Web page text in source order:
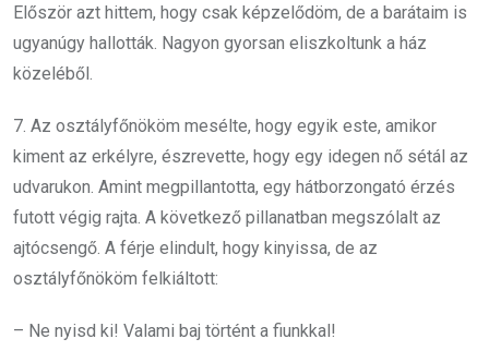
Először azt hittem, hogy csak képzelődöm, de a barátaim is
ugyanúgy hallották. Nagyon gyorsan eliszkoltunk a ház
közeléből.
7. Az osztályfőnököm mesélte, hogy egyik este, amikor
kiment az erkélyre, észrevette, hogy egy idegen nő sétál az
udvarukon. Amint megpillantotta, egy hátborzongató érzés
futott végig rajta. A következő pillanatban megszólalt az
ajtócsengő. A férje elindult, hogy kinyissa, de az
osztályfőnököm felkiáltott:
– Ne nyisd ki! Valami baj történt a fiunkkal!